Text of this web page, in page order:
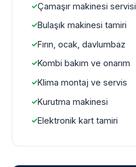
Çamaşır makinesi servisi
Bulaşık makinesi tamiri
Fırın, ocak, davlumbaz
Kombi bakım ve onarım
Klima montaj ve servis
Kurutma makinesi
Elektronik kart tamiri